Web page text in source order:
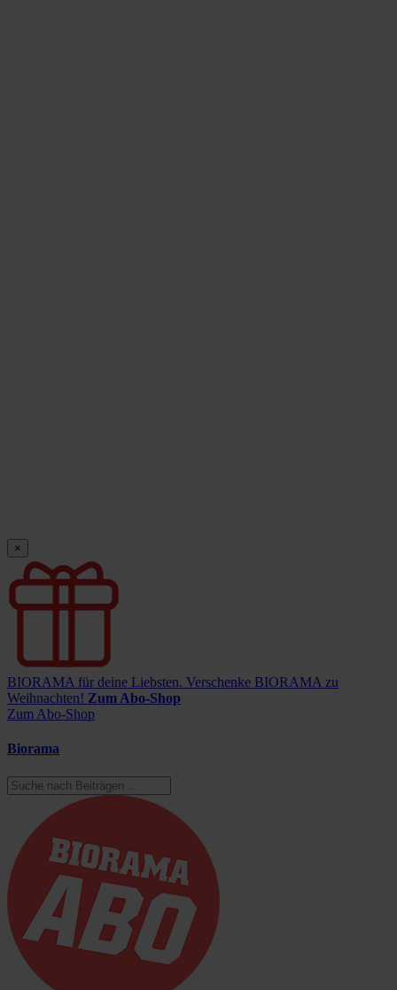
×
BIORAMA für deine Liebsten. Verschenke BIORAMA zu
Weihnachten! Zum Abo-Shop
Zum Abo-Shop
Biorama